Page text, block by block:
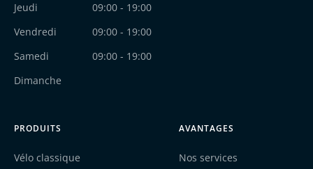
Jeudi
09:00 - 19:00
Vendredi
09:00 - 19:00
Samedi
09:00 - 19:00
Dimanche
PRODUITS
Vélo classique
AVANTAGES
Nos services